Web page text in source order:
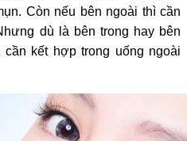
Còn nếu bên ngoài thì cần
dù là bên trong hay bên
cần kết hợp trong uống ngoài